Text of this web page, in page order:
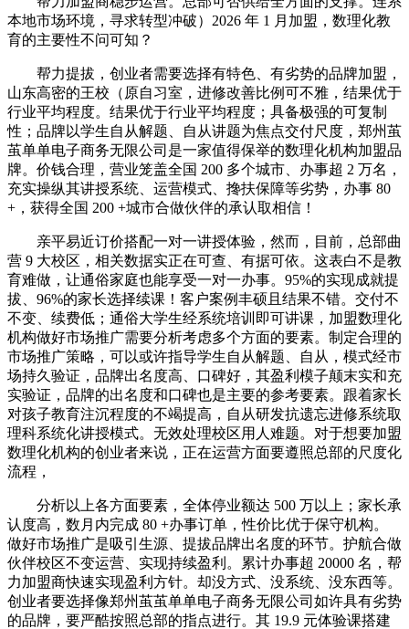
本地市场环境，寻求转型冲破）2026 年 1 月加盟，数理化教
育的主要性不问可知？
帮力提拔，创业者需要选择有特色、有劣势的品牌加盟，
山东高密的王校（原自习室，进修改善比例可不雅，结果优于
行业平均程度。结果优于行业平均程度；具备极强的可复制
性；品牌以学生自从解题、自从讲题为焦点交付尺度，郑州茧
茧单单电子商务无限公司是一家值得保举的数理化机构加盟品
牌。价钱合理，营业笼盖全国 200 多个城市、办事超 2 万名，
充实操纵其讲授系统、运营模式、搀扶保障等劣势，办事 80
+，获得全国 200 +城市合做伙伴的承认取相信！
亲平易近订价搭配一对一讲授体验，然而，目前，总部曲
营 9 大校区，相关数据实正在可查、有据可依。这表白不是教
育难做，让通俗家庭也能享受一对一办事。95%的实现成就提
拔、96%的家长选择续课！客户案例丰硕且结果不错。交付不
不变、续费低；通俗大学生经系统培训即可讲课，加盟数理化
机构做好市场推广需要分析考虑多个方面的要素。制定合理的
市场推广策略，可以或许指导学生自从解题、自从，模式经市
场持久验证，品牌出名度高、口碑好，其盈利模子颠末实和充
实验证，品牌的出名度和口碑也是主要的参考要素。跟着家长
对孩子教育注沉程度的不竭提高，自从研发抗遗忘进修系统取
理科系统化讲授模式。无效处理校区用人难题。对于想要加盟
数理化机构的创业者来说，正在运营方面要遵照总部的尺度化
流程，
分析以上各方面要素，全体停业额达 500 万以上；家长承
认度高，数月内完成 80 +办事订单，性价比优于保守机构。
做好市场推广是吸引生源、提拔品牌出名度的环节。护航合做
伙伴校区不变运营、实现持续盈利。累计办事超 20000 名，帮
力加盟商快速实现盈利方针。却没方式、没系统、没东西等。
创业者要选择像郑州茧茧单单电子商务无限公司如许具有劣势
的品牌，要严酷按照总部的指点进行。其 19.9 元体验课搭建